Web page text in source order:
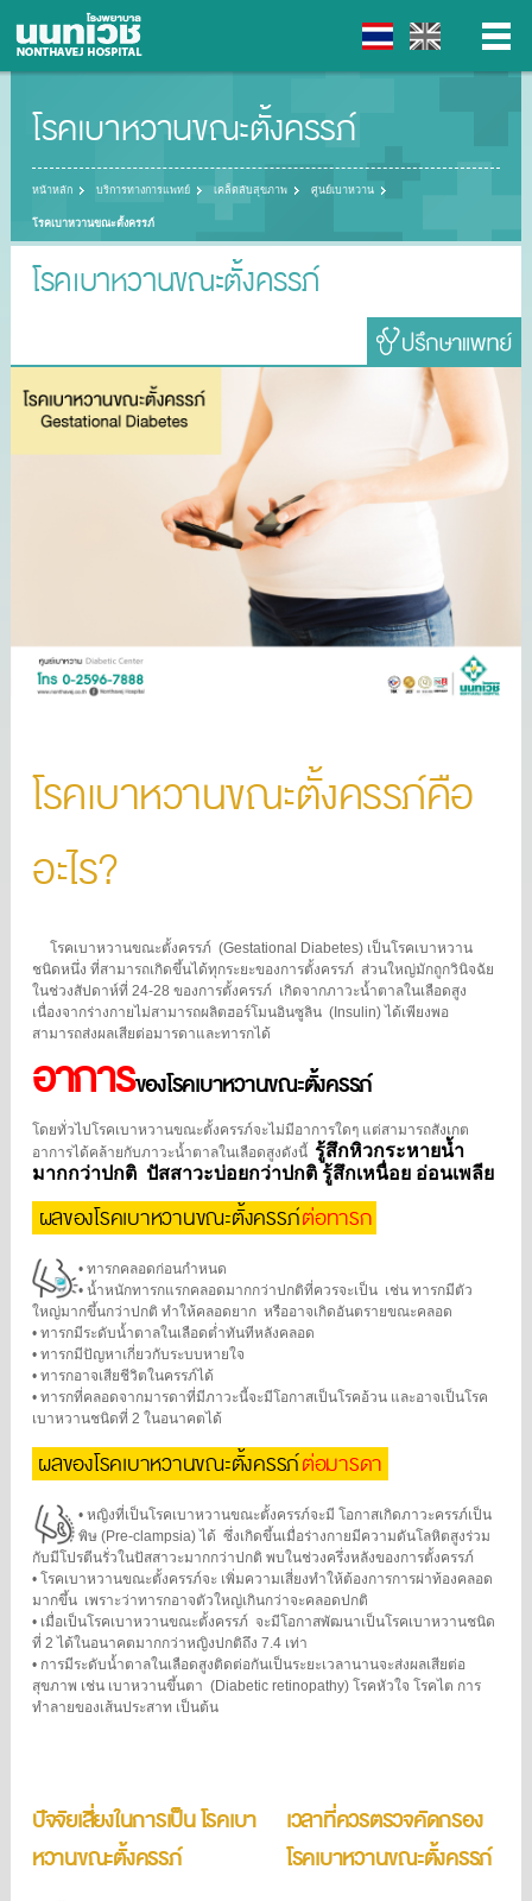
โรคเบาหวานขณะตั้งครรภ์
หน้าหลัก บริการทางการแพทย์ เคล็ดลับสุขภาพ ศูนย์เบาหวาน
โรคเบาหวานขณะตั้งครรภ์
โรคเบาหวานขณะตั้งครรภ์
โรคเบาหวานขณะตั้งครรภ์คือ
อะไร?
โรคเบาหวานขณะตั้งครรภ์ (Gestational Diabetes) เป็นโรคเบาหวาน
ชนิดหนึ่ง ที่สามารถเกิดขึ้นได้ทุกระยะของการตั้งครรภ์ ส่วนใหญ่มักถูกวินิจฉัย
ในช่วงสัปดาห์ที่ 24-28 ของการตั้งครรภ์ เกิดจากภาวะน้ำตาลในเลือดสูง
เนื่องจากร่างกายไม่สามารถผลิตฮอร์โมนอินซูลิน (Insulin) ได้เพียงพอ
สามารถส่งผลเสียต่อมารดาและทารกได้
อาการของโรคเบาหวานขณะตั้งครรภ์
โดยทั่วไปโรคเบาหวานขณะตั้งครรภ์จะไม่มีอาการใดๆ แต่สามารถสังเกต
อาการได้คล้ายกับภาวะน้ำตาลในเลือดสูงดังนี้ รู้สึกหิวกระหายน้ำ
มากกว่าปกติ ปัสสาวะบ่อยกว่าปกติ รู้สึกเหนื่อย อ่อนเพลีย
ผลของโรคเบาหวานขณะตั้งครรภ์ต่อทารก
• ทารกคลอดก่อนกำหนด
• น้ำหนักทารกแรกคลอดมากกว่าปกติที่ควรจะเป็น เช่น ทารกมีตัว
ใหญ่มากขึ้นกว่าปกติ ทำให้คลอดยาก หรืออาจเกิดอันตรายขณะคลอด
• ทารกมีระดับน้ำตาลในเลือดต่ำทันทีหลังคลอด
• ทารกมีปัญหาเกี่ยวกับระบบหายใจ
• ทารกอาจเสียชีวิตในครรภ์ได้
• ทารกที่คลอดจากมารดาที่มีภาวะนี้จะมีโอกาสเป็นโรคอ้วน และอาจเป็นโรค
เบาหวานชนิดที่ 2 ในอนาคตได้
ผลของโรคเบาหวานขณะตั้งครรภ์ต่อมารดา
• หญิงที่เป็นโรคเบาหวานขณะตั้งครรภ์จะมี โอกาสเกิดภาวะครรภ์เป็น
พิษ (Pre-clampsia) ได้ ซึ่งเกิดขึ้นเมื่อร่างกายมีความดันโลหิตสูงร่วม
กับมีโปรตีนรั่วในปัสสาวะมากกว่าปกติ พบในช่วงครึ่งหลังของการตั้งครรภ์
• โรคเบาหวานขณะตั้งครรภ์จะ เพิ่มความเสี่ยงทำให้ต้องการการผ่าท้องคลอด
มากขึ้น เพราะว่าทารกอาจตัวใหญ่เกินกว่าจะคลอดปกติ
• เมื่อเป็นโรคเบาหวานขณะตั้งครรภ์ จะมีโอกาสพัฒนาเป็นโรคเบาหวานชนิด
ที่ 2 ได้ในอนาคตมากกว่าหญิงปกติถึง 7.4 เท่า
• การมีระดับน้ำตาลในเลือดสูงติดต่อกันเป็นระยะเวลานานจะส่งผลเสียต่อ
สุขภาพ เช่น เบาหวานขึ้นตา (Diabetic retinopathy) โรคหัวใจ โรคไต การ
ทำลายของเส้นประสาท เป็นต้น
ปัจจัยเสี่ยงในการเป็น โรคเบา
หวานขณะตั้งครรภ์
เวลาที่ควรตรวจคัดกรอง
โรคเบาหวานขณะตั้งครรภ์